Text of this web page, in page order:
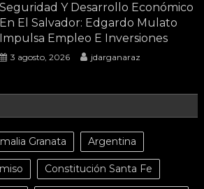
Seguridad Y Desarrollo Económico
En El Salvador: Edgardo Mulato
Impulsa Empleo E Inversiones
3 agosto, 2026 jdarganaraz
Granata Argentina
Constitución Santa Fe